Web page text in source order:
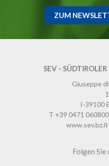
ZUM
SEV -
Giuseppe
I-39100
T +39 0471 060800
www.sev.bz.it
Folgen Sie